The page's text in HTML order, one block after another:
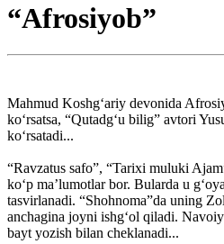
“Afrosiyob”
Mahmud Koshg‘ariy devonida
ko‘rsatsa, “Qutadg‘u bilig” avtori
ko‘rsatadi...
“Ravzatus safo”, “Tarixi muluki
ko‘p ma’lumotlar bor. Bularda u
tasvirlanadi. “Shohnoma”da uning
anchagina joyni ishg‘ol qiladi.
bayt yozish bilan cheklanadi...